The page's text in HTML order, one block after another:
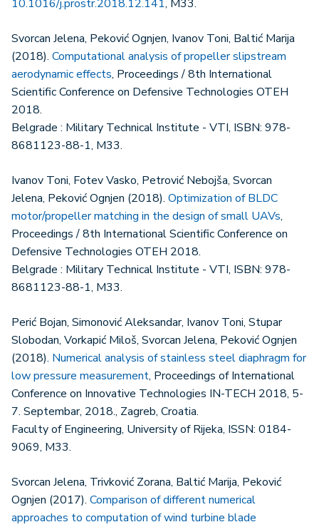
10.1016/j.prostr.2018.12.141, M33.
Svorcan Jelena, Peković Ognjen, Ivanov Toni, Baltić Marija
(2018). Computational analysis of propeller slipstream
aerodynamic effects, Proceedings / 8th International
Scientific Conference on Defensive Technologies OTEH
2018.
Belgrade : Military Technical Institute - VTI, ISBN: 978-
8681123-88-1, M33.
Ivanov Toni, Fotev Vasko, Petrović Nebojša, Svorcan
Jelena, Peković Ognjen (2018). Optimization of BLDC
motor/propeller matching in the design of small UAVs,
Proceedings / 8th International Scientific Conference on
Defensive Technologies OTEH 2018.
Belgrade : Military Technical Institute - VTI, ISBN: 978-
8681123-88-1, M33.
Perić Bojan, Simonović Aleksandar, Ivanov Toni, Stupar
Slobodan, Vorkapić Miloš, Svorcan Jelena, Peković Ognjen
(2018). Numerical analysis of stainless steel diaphragm for
low pressure measurement, Proceedings of International
Conference on Innovative Technologies IN-TECH 2018, 5-
7. Septembar, 2018., Zagreb, Croatia.
Faculty of Engineering, University of Rijeka, ISSN: 0184-
9069, M33.
Svorcan Jelena, Trivković Zorana, Baltić Marija, Peković
Ognjen (2017). Comparison of different numerical
approaches to computation of wind turbine blade